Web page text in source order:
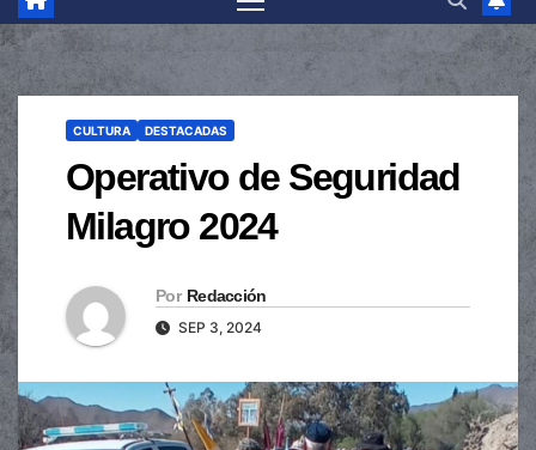
CULTURA DESTACADAS
Operativo de Seguridad
Milagro 2024
Por Redacción
SEP 3, 2024